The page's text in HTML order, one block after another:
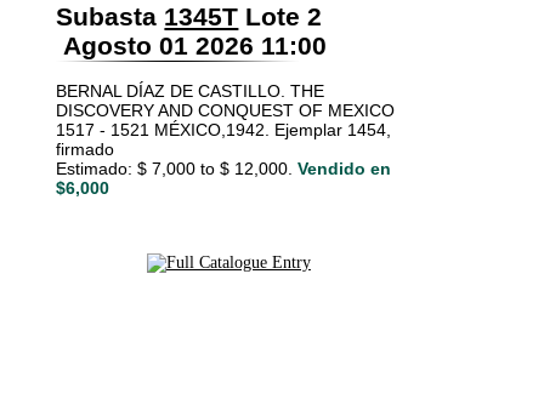
Subasta 1345T Lote 2
Agosto 01 2026 11:00
BERNAL DÍAZ DE CASTILLO. THE
DISCOVERY AND CONQUEST OF MEXICO
1517 - 1521 MÉXICO,1942. Ejemplar 1454,
firmado
Estimado: $ 7,000 to $ 12,000. Vendido en
$6,000